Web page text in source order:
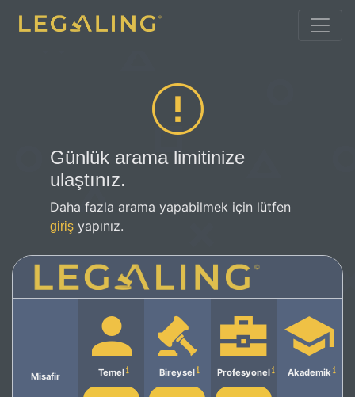
Günlük arama limitinize
ulaştınız.
Daha fazla arama yapabilmek için lütfen
giriş yapınız.
Misafir Temel Bireysel Profesyonel Akademik